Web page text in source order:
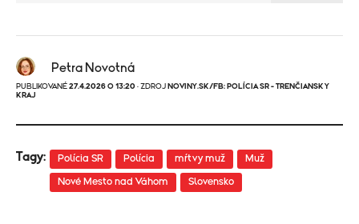
Petra Novotná
PUBLIKOVANÉ 27.4.2026 O 13:20 · ZDROJ NOVINY.SK/FB: POLÍCIA SR - TRENČIANSKY
KRAJ
Tagy: Polícia SR Polícia mŕtvy muž Muž
Nové Mesto nad Váhom Slovensko